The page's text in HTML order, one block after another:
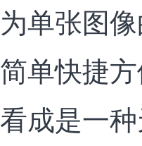
为单张图
简单快捷
看成是一